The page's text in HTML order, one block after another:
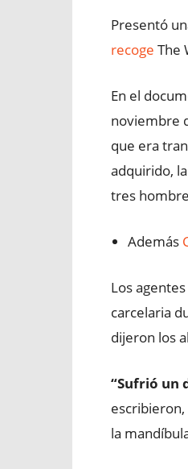
Presentó
recoge The
En el
noviembre
que era
adquirido,
tres
Además
Los
carcelaria
dijeron los
“Sufrió un
la